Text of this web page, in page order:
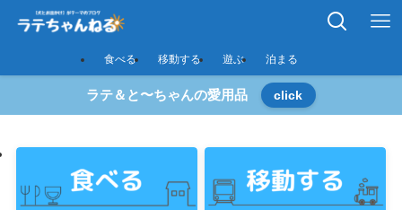
食べる 移動する 遊ぶ 泊まる
ラテ＆と〜ちゃんの愛用品 click